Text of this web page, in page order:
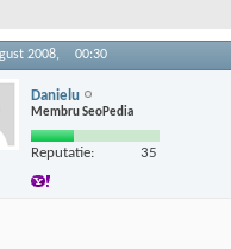
2008, 00:30
Danielu
Membru SeoPedia
Reputatie: 35